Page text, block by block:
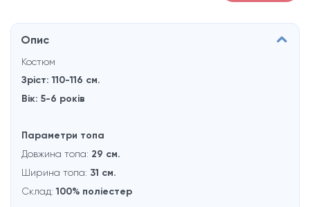
Опис
Костюм
Зрiст: 110-116 см.
Вiк: 5-6 рокiв
Параметри топа
Довжина топа: 29 см.
Ширина топа: 31 см.
Склад: 100% полieстер